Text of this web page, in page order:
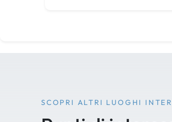
SCOPRI ALTRI LUOGHI